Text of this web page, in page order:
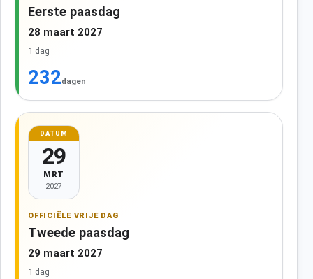
Eerste paasdag
28 maart 2027
1 dag
232dagen
DATUM
29
MRT
2027
OFFICIËLE VRIJE DAG
Tweede paasdag
29 maart 2027
1 dag